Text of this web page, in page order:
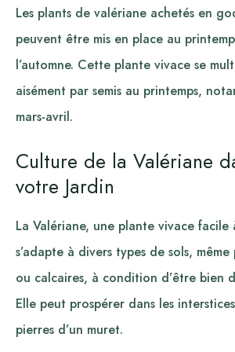
Les plants de valériane achetés en
peuvent être mis en place au
l’automne. Cette plante vivace se
aisément par semis au printemps,
mars-avril.
Culture de la Valériane
votre Jardin
La Valériane, une plante vivace facile
s’adapte à divers types de sols, même
ou calcaires, à condition d’être bien
Elle peut prospérer dans les
pierres d’un muret.